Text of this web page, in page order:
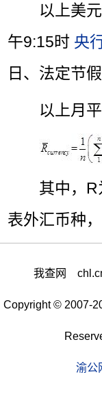
以上美
午9:15时 央
日、法定节假
以上月
其中，
表外汇币种
我查网
Copyright © 2007-
渝公